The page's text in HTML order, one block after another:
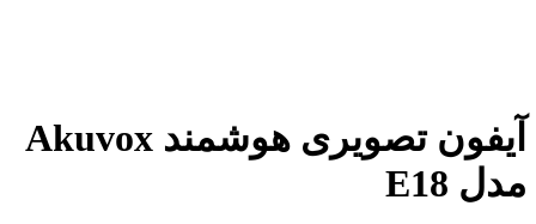
آیفون تصویری هوشمند Akuvox
مدل E18